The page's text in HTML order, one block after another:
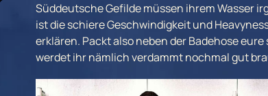
Süddeutsche Gefilde müssen ihrem Wasser
ist die schiere Geschwindigkeit und
erklären. Packt also neben der Badehose
werdet ihr nämlich verdammt nochmal gut